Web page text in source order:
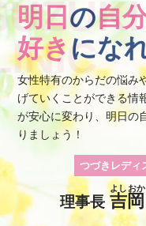
PM 吉岡
23
AM 前田
24
AM 中里
PM 吉岡 PM 吉岡
30
AM 吉岡
31
AM 中里
PM 吉岡 PM 吉岡
明日 の自
好きにな
女性特有のからだの悩み
げていくことができる情
が安心に変わり、明日の
りましょう！
つづきレディ
理事長 吉
よしお